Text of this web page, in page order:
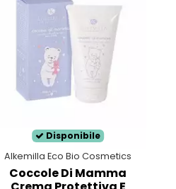
Disponibile
Alkemilla Eco Bio Cosmetics
Coccole Di Mamma